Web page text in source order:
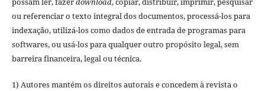
ou referenciar o texto integral dos documentos, processá-los para
indexação, utilizá-los como dados de entrada de programas para
softwares, ou usá-los para qualquer outro propósito legal, sem
barreira financeira, legal ou técnica.
1) Autores mantém os direitos autorais e concedem à revista o